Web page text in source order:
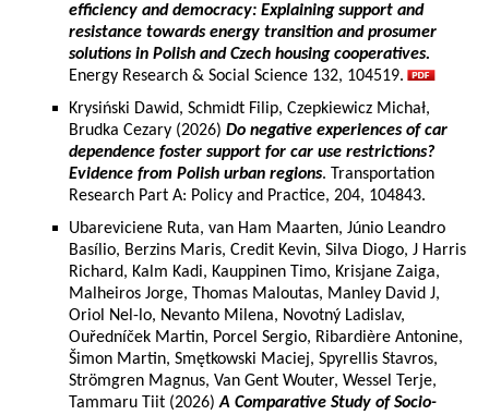
efficiency and democracy: Explaining support and
resistance towards energy transition and prosumer
solutions in Polish and Czech housing cooperatives.
Energy Research & Social Science 132, 104519.
Krysiński Dawid, Schmidt Filip, Czepkiewicz Michał,
Brudka Cezary (2026) Do negative experiences of car
dependence foster support for car use restrictions?
Evidence from Polish urban regions. Transportation
Research Part A: Policy and Practice, 204, 104843.
Ubareviciene Ruta, van Ham Maarten, Júnio Leandro
Basílio, Berzins Maris, Credit Kevin, Silva Diogo, J Harris
Richard, Kalm Kadi, Kauppinen Timo, Krisjane Zaiga,
Malheiros Jorge, Thomas Maloutas, Manley David J,
Oriol Nel-lo, Nevanto Milena, Novotný Ladislav,
Ouředníček Martin, Porcel Sergio, Ribardière Antonine,
Šimon Martin, Smętkowski Maciej, Spyrellis Stavros,
Strömgren Magnus, Van Gent Wouter, Wessel Terje,
Tammaru Tiit (2026)A Comparative Study of Socio-